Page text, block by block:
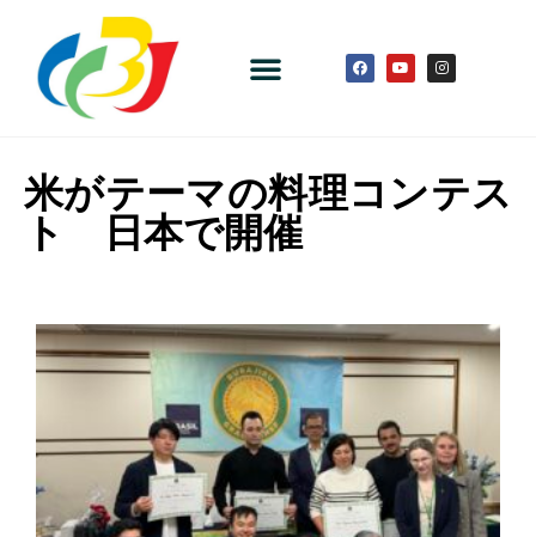
米がテーマの料理コンテス
ト 日本で開催